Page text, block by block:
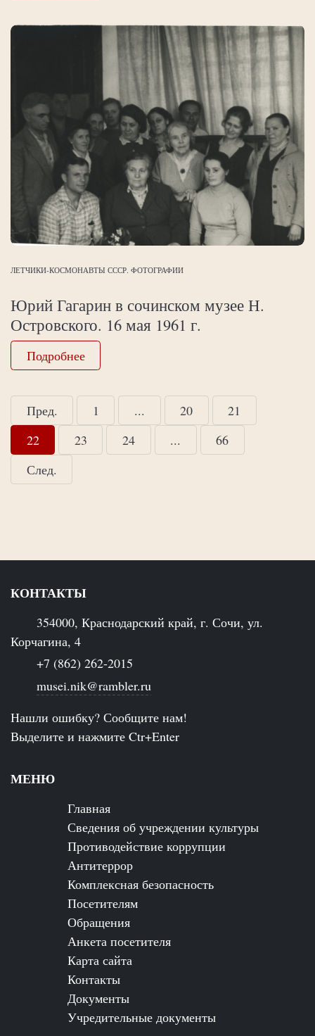
ЛЕТЧИКИ-КОСМОНАВТЫ СССР. ФОТОГРАФИИ
Юрий Гагарин в сочинском музее Н.
Островского. 16 мая 1961 г.
Подробнее
Пред. 1 ... 20
21
22
23 24 ...
66
След.
КОНТАКТЫ
354000, Краснодарский край, г. Сочи, ул.
Корчагина, 4
+7 (862) 262-2015
musei.nik@rambler.ru
Нашли ошибку? Сообщите нам!
Выделите и нажмите Ctr+Enter
МЕНЮ
Главная
Сведения об учреждении культуры
Противодействие коррупции
Антитеррор
Комплексная безопасность
Посетителям
Обращения
Анкета посетителя
Карта сайта
Контакты
Документы
Учредительные документы